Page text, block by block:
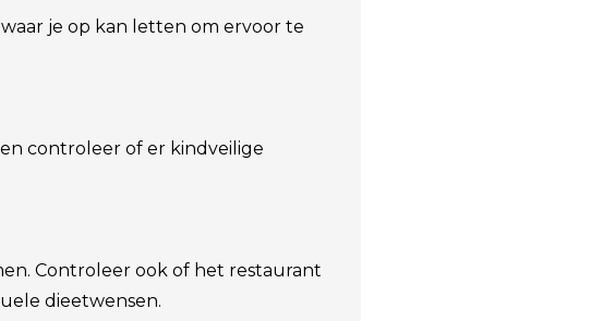
je op kan letten om ervoor te
controleer of er kindveilige
Controleer ook of het restaurant
dieetwensen.